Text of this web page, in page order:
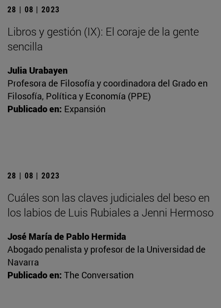
28 | 08 | 2023
Libros y gestión (IX): El coraje de la gente
sencilla
Julia Urabayen
Profesora de Filosofía y coordinadora del Grado en
Filosofía, Política y Economía (PPE)
Publicado en: Expansión
28 | 08 | 2023
Cuáles son las claves judiciales del beso en
los labios de Luis Rubiales a Jenni Hermoso
José María de Pablo Hermida
Abogado penalista y profesor de la Universidad de
Navarra
Publicado en: The Conversation